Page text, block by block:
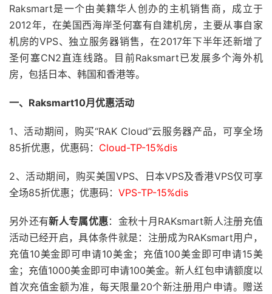
Raksmart是一个由美籍华人创办的主机销售商，成立于
2012年，在美国西海岸圣何塞有自建机房，主要从事自家
机房的VPS、独立服务器销售，在2017年下半年还新增了
圣何塞CN2直连线路。目前Raksmart已发展多个海外机
房，包括日本、韩国和香港等。
一、Raksmart10月优惠活动
1、活动期间，购买“RAK Cloud”云服务器产品，可享全场
85折优惠，优惠码： Cloud-TP-15%dis
2、活动期间，购买美国VPS、日本VPS及香港VPS仅可享
全场85折优惠；优惠码： VPS-TP-15%dis
另外还有新人专属优惠：金秋十月RAKsmart新人注册充值
活动已经开启，具体条件就是：注册成为RAKsmart用户，
充值10美金即可申请10美金；充值100美金即可申请15美
金；充值1000美金即可申请100美金。新人红包申请额度以
首次充值金额为准，每天限量20个新注册用户申请。赠送